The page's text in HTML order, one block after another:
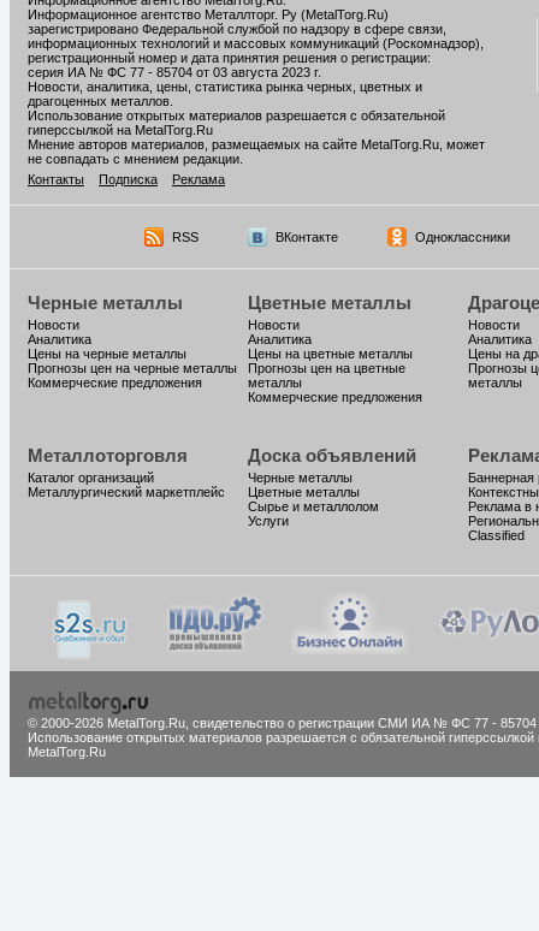
Информационное агентство Металлторг. Ру (MetalTorg.Ru)
зарегистрировано Федеральной службой по надзору в сфере связи,
информационных технологий и массовых коммуникаций (Роскомнадзор),
регистрационный номер и дата принятия решения о регистрации:
серия ИА № ФС 77 - 85704 от 03 августа 2023 г.
Новости, аналитика, цены, статистика рынка черных, цветных и
драгоценных металлов.
Использование открытых материалов разрешается с обязательной
гиперссылкой на MetalTorg.Ru
Мнение авторов материалов, размещаемых на сайте MetalTorg.Ru, может
не совпадать с мнением редакции.
Контакты
Подписка Реклама
RSS ВКонтакте Одноклассники
Черные металлы
Новости
Аналитика
Цены на черные металлы
Прогнозы цен на черные металлы
Коммерческие предложения
Цветные металлы
Новости
Аналитика
Цены на цветные металлы
Прогнозы цен на цветные
металлы
Коммерческие предложения
Новости
Аналитика
Цены на
Прогнозы
металлы
Металлоторговля
Каталог организаций
Металлургический маркетплейс
Доска объявлений
Черные металлы
Цветные металлы
Сырье и металлолом
Услуги
Баннерная
Реклама в
Classified
© 2000-2026 MetalTorg.Ru, cвидетельство о регистрации СМИ ИА № ФС 77 - 85704
Использование открытых материалов разрешается с обязательной гиперссылкой
MetalTorg.Ru